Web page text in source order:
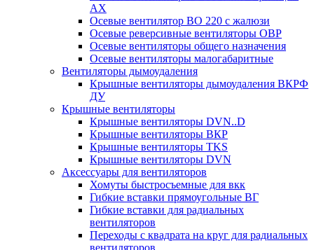
AX
Осевые вентилятор ВО 220 с жалюзи
Осевые реверсивные вентиляторы ОВР
Осевые вентиляторы общего назначения
Осевые вентиляторы малогабаритные
Вентиляторы дымоудаления
Крышные вентиляторы дымоудаления ВКРФ
ДУ
Крышные вентиляторы
Крышные вентиляторы DVN..D
Крышные вентиляторы ВКР
Крышные вентиляторы TKS
Крышные вентиляторы DVN
Аксессуары для вентиляторов
Хомуты быстросъемные для вкк
Гибкие вставки прямоугольные ВГ
Гибкие вставки для радиальных
вентиляторов
Переходы с квадрата на круг для радиальных
вентиляторов